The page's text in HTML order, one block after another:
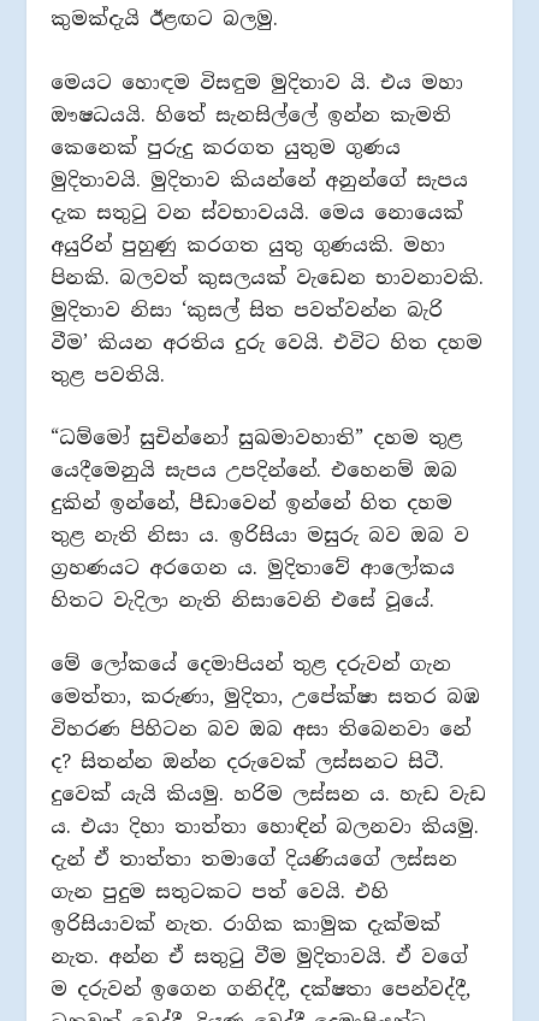
කුමක්දැයි ඊළඟට බලමු.
මෙයට හොඳම විසඳුම මුදිතාව යි. එය මහා
ඖෂධයයි. හිතේ සැනසිල්ලේ ඉන්න කැමති
කෙනෙක් පුරුදු කරගත යුතුම ගුණය
මුදිතාවයි. මුදිතාව කියන්නේ අනුන්ගේ සැපය
දැක සතුටු වන ස්වභාවයයි. මෙය නොයෙක්
අයුරින් පුහුණු කරගත යුතු ගුණයකි. මහා
පිනකි. බලවත් කුසලයක් වැඩෙන භාවනාවකි.
මුදිතාව නිසා ‘කුසල් සිත පවත්වන්න බැරි
වීම’ කියන අරතිය දුරු වෙයි. එවිට හිත දහම
තුළ පවතියි.
“ධම්මෝ සුචින්නෝ සුඛමාවහාති” දහම තුළ
යෙදීමෙනුයි සැපය උපදින්නේ. එහෙනම් ඔබ
දුකින් ඉන්නේ, පීඩාවෙන් ඉන්නේ හිත දහම
තුළ නැති නිසා ය. ඉරිසියා මසුරු බව ඔබ ව
ග්‍රහණයට අරගෙන ය. මුදිතාවේ ආලෝකය
හිතට වැදිලා නැති නිසාවෙනි එසේ වූයේ.
මේ ලෝකයේ දෙමාපියන් තුළ දරුවන් ගැන
මෙත්තා, කරුණා, මුදිතා, උපේක්ෂා සතර බඹ
විහරණ පිහිටන බව ඔබ අසා තිබෙනවා නේ
ද? සිතන්න ඔන්න දරුවෙක් ලස්සනට සිටී.
දුවෙක් යැයි කියමු. හරිම ලස්සන ය. හැඩ වැඩ
ය. එයා දිහා තාත්තා හොඳින් බලනවා කියමු.
දැන් ඒ තාත්තා තමාගේ දියණියගේ ලස්සන
ගැන පුදුම සතුටකට පත් වෙයි. එහි
ඉරිසියාවක් නැත. රාගික කාමුක දැක්මක්
නැත. අන්න ඒ සතුටු වීම මුදිතාවයි. ඒ වගේ
ම දරුවන් ඉගෙන ගනිද්දී, දක්ෂතා පෙන්වද්දී,